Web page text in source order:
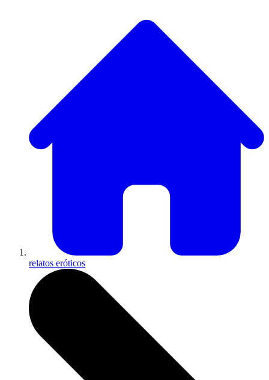
relatos eróticos